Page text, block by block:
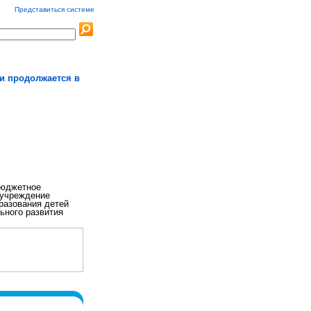
Представиться системе
продолжается в